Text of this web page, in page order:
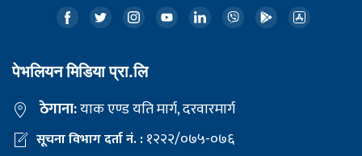
पेभलियन मिडिया प्रा.लि
ठेगाना:याक एण्ड यति मार्ग, दरवारमार्ग
सूचना विभाग दर्ता नं. :१२२२/०७५-०७६